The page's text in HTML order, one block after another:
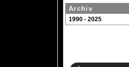
Archiv
1990 - 2025